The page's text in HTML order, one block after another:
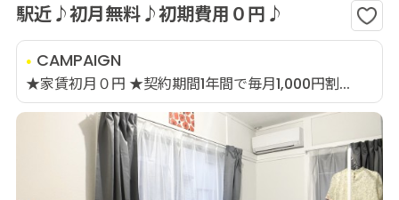
駅近♪初月無料♪初期費用０円♪
CAMPAIGN
★家賃初月０円 ★契約期間1年間で毎月1,000円割...